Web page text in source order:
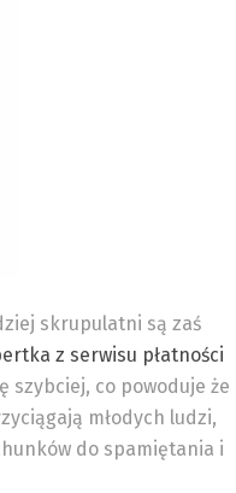
skrupulatni są zaś
z serwisu płatności
szybciej, co powoduje że
młodych ludzi,
do spamiętania i